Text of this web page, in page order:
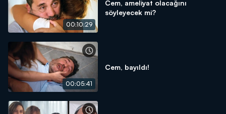
00:10:29
Cem, ameliyat olacağını
söyleyecek mi?
00:05:41
Cem, bayıldı!